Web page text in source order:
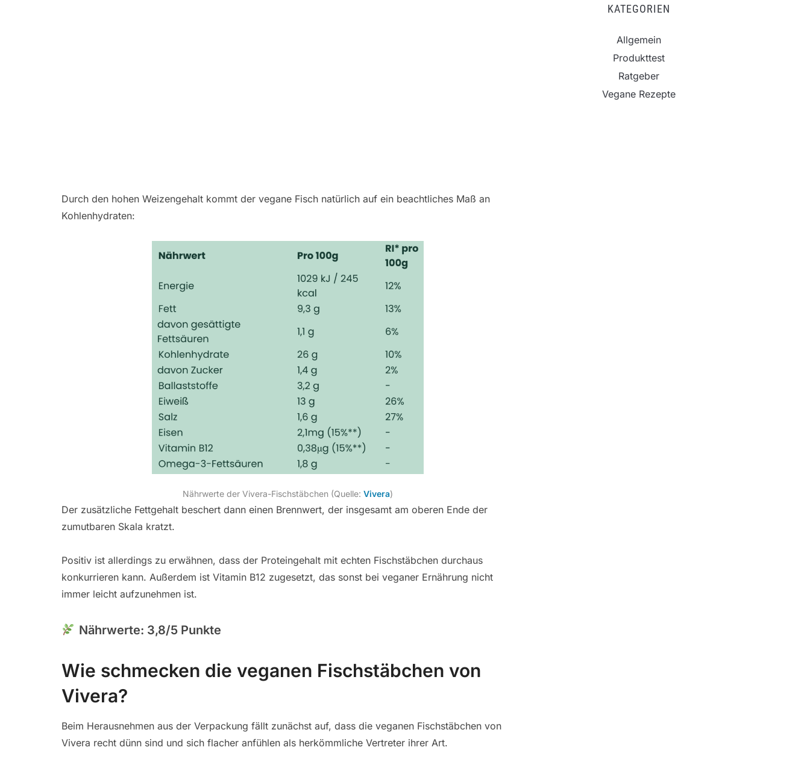
Durch den hohen Weizengehalt kommt der vegane Fisch natürlich auf ein beachtliches Maß an
Kohlenhydraten:
Nährwerte der Vivera-Fischstäbchen (Quelle: Vivera)
Der zusätzliche Fettgehalt beschert dann einen Brennwert, der insgesamt am oberen Ende der
zumutbaren Skala kratzt.
Positiv ist allerdings zu erwähnen, dass der Proteingehalt mit echten Fischstäbchen durchaus
konkurrieren kann. Außerdem ist Vitamin B12 zugesetzt, das sonst bei veganer Ernährung nicht
immer leicht aufzunehmen ist.
Nährwerte: 3,8/5 Punkte
Wie schmecken die veganen Fischstäbchen von
Vivera?
Beim Herausnehmen aus der Verpackung fällt zunächst auf, dass die veganen Fischstäbchen von
Vivera recht dünn sind und sich flacher anfühlen als herkömmliche Vertreter ihrer Art.
KATEGORIEN
Allgemein
Produkttest
Ratgeber
Vegane Rezepte